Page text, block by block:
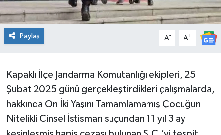
Paylaş A- A+
Kapaklı İlçe Jandarma Komutanlığı ekipleri, 25
Şubat 2025 günü gerçekleştirdikleri çalışmalarda,
hakkında On İki Yaşını Tamamlamamış Çocuğun
Nitelikli Cinsel İstismarı suçundan 11 yıl 3 ay